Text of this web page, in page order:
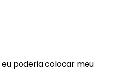
eu poderia colocar meu